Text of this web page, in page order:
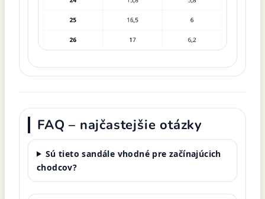
FAQ – najčastejšie otázky
Sú tieto sandále vhodné pre začínajúcich
chodcov?